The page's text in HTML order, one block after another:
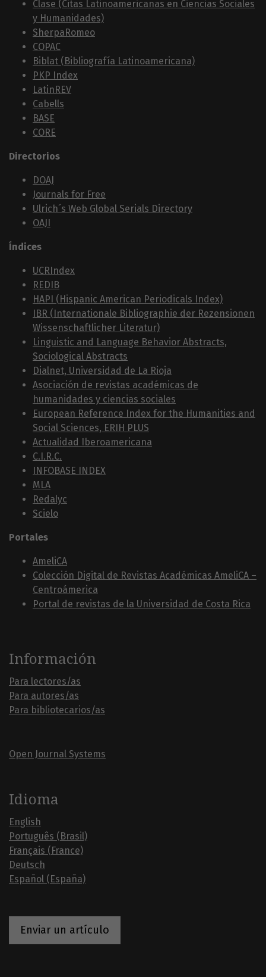
Clase (Citas Latinoamericanas en Ciencias Sociales
y Humanidades)
SherpaRomeo
COPAC
Biblat (Bibliografía Latinoamericana)
PKP Index
LatinREV
Cabells
BASE
CORE
Directorios
DOAJ
Journals for Free
Ulrich´s Web Global Serials Directory
OAJI
Índices
UCRIndex
REDIB
HAPI (Hispanic American Periodicals Index)
IBR (Internationale Bibliographie der Rezensionen
Wissenschaftlicher Literatur)
Linguistic and Language Behavior Abstracts,
Sociological Abstracts
Dialnet, Universidad de La Rioja
Asociación de revistas académicas de
humanidades y ciencias sociales
European Reference Index for the Humanities and
Social Sciences, ERIH PLUS
Actualidad Iberoamericana
C.I.R.C.
INFOBASE INDEX
MLA
Redalyc
Scielo
Portales
AmeliCA
Colección Digital de Revistas Académicas AmeliCA –
Centroámerica
Portal de revistas de la Universidad de Costa Rica
Información
Para lectores/as
Para autores/as
Para bibliotecarios/as
Open Journal Systems
Idioma
English
Português (Brasil)
Français (France)
Deutsch
Español (España)
Enviar un artículo